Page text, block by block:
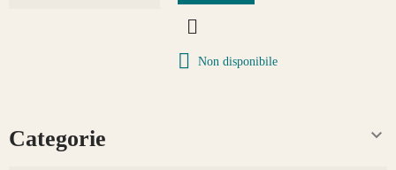
Non disponibile
Categorie 